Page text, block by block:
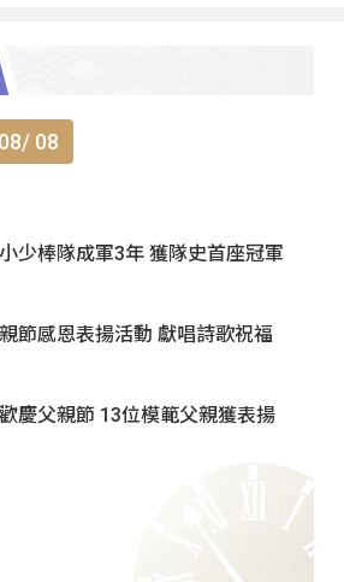
08
少棒隊成軍3年 獲隊史首座冠軍
節感恩表揚活動 獻唱詩歌祝福
慶父親節 13位模範父親獲表揚